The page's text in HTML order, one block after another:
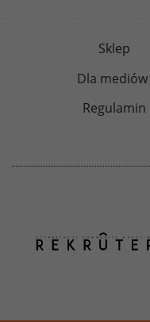
Sklep
Dla mediów
Regulamin